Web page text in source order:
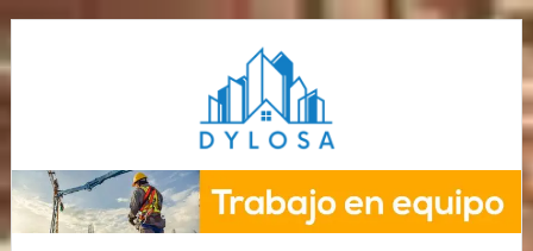
Saltar
la
Saltar
contenido
Saltar
la
primaria